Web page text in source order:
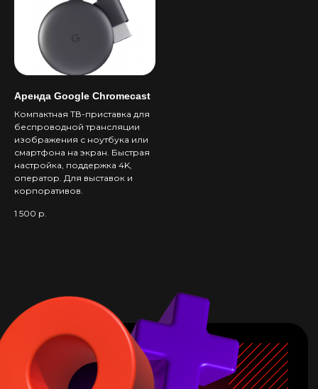
Аренда Google Chromecast
Компактная ТВ-приставка для
беспроводной трансляции
изображения с ноутбука или
смартфона на экран. Быстрая
настройка, поддержка 4K,
оператор. Для выставок и
корпоративов.
1 500 р.
Политика конфидециальности
2026 © Все права защищены
Согласие на обработку персональных
данных
Робоперформансы
Авто и авиасимуляторы
ИП Маркин Александр Сергеевич
ОГРНИП: 326774600084499
ИНН: 771898397717